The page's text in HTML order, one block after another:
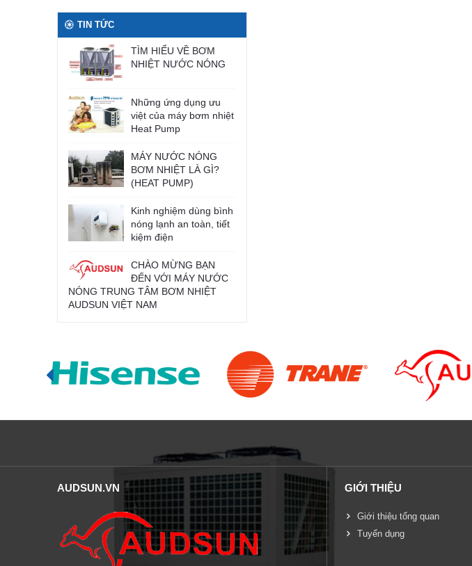
TIN TỨC
TÌM HIỂU VỀ BƠM
NHIỆT NƯỚC NÓNG
Những ứng dụng ưu
việt của máy bơm nhiệt
Heat Pump
MÁY NƯỚC NÓNG
BƠM NHIỆT LÀ GÌ?
(HEAT PUMP)
Kinh nghiệm dùng bình
nóng lạnh an toàn, tiết
kiệm điện
CHÀO MỪNG BẠN
ĐẾN VỚI MÁY NƯỚC
NÓNG TRUNG TÂM BƠM NHIỆT
AUDSUN VIỆT NAM
AUDSUN.VN GIỚI THIỆU
Giới thiệu tổng quan
Tuyển dụng